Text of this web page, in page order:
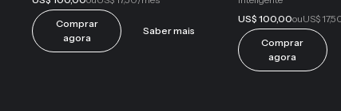
Comprar
agora
Saber mais
US$ 100,00ouUS$
Comprar
agora